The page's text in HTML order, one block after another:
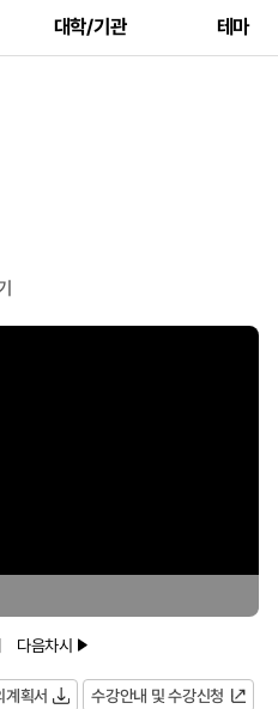
대학/기관 테마
다음차시
계획서
수강안내 및 수강신청